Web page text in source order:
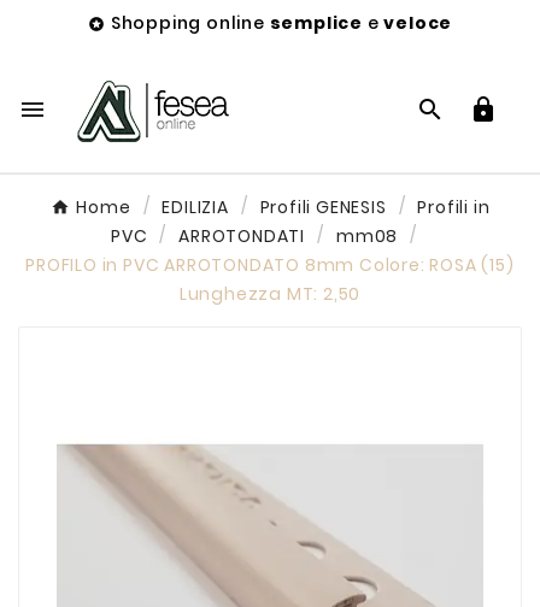
 Shopping online semplice eveloce
  
Home EDILIZIA Profili GENESIS
Profili in
PVC
ARROTONDATI
mm08
PROFILO in PVC ARROTONDATO 8mm Colore: ROSA (15)
Lunghezza MT: 2,50